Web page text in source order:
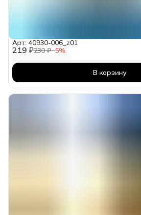
219 ₽230 ₽−5%
Арт: 40930-006_z01
В корзину